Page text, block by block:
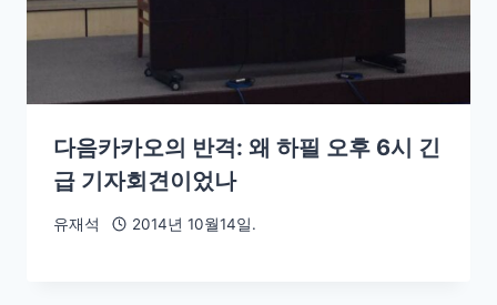
다음카카오의 반격: 왜 하필 오후 6시 긴
급 기자회견이었나
유재석 2014년 10월14일.